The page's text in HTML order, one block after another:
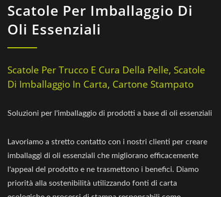
Scatole Per Imballaggio Di
Oli Essenziali
Scatole Per Trucco E Cura Della Pelle, Scatole
Di Imballaggio In Carta, Cartone Stampato
Soluzioni per l'imballaggio di prodotti a base di oli essenziali
Lavoriamo a stretto contatto con i nostri clienti per creare
imballaggi di oli essenziali che migliorano efficacemente
l'appeal del prodotto e ne trasmettono i benefici. Diamo
priorità alla sostenibilità utilizzando fonti di carta